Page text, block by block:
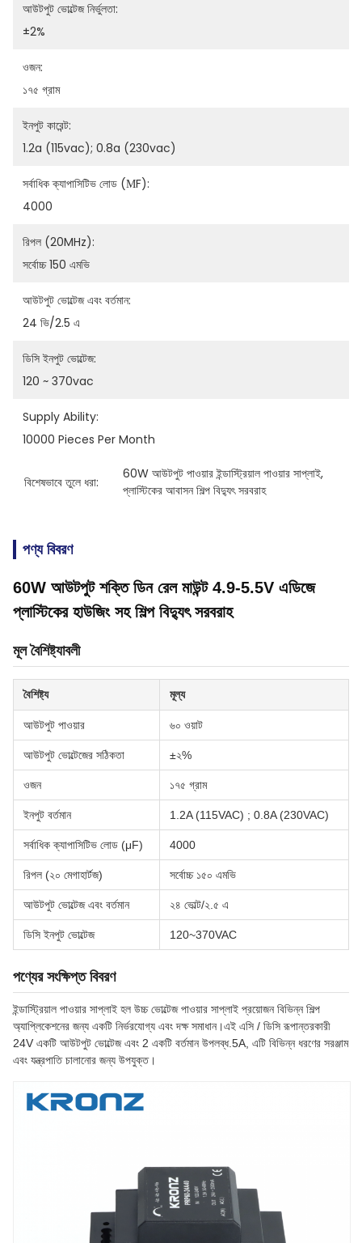
আউটপুট ভোল্টেজ নির্ভুলতা:
±2%
ওজন:
১৭৫ গ্রাম
ইনপুট কারেন্ট:
1.2a (115vac); 0.8a (230vac)
সর্বাধিক ক্যাপাসিটিভ লোড (μF):
4000
রিপল (20MHz):
সর্বোচ্চ 150 এমভি
আউটপুট ভোল্টেজ এবং বর্তমান:
24 ভি/2.5 এ
ডিসি ইনপুট ভোল্টেজ:
120 ~ 370vac
Supply Ability:
10000 Pieces Per Month
বিশেষভাবে তুলে ধরা:
60W আউটপুট পাওয়ার ইন্ডাস্ট্রিয়াল পাওয়ার সাপ্লাই,
প্লাস্টিকের আবাসন শিল্প বিদ্যুৎ সরবরাহ
পণ্য বিবরণ
60W আউটপুট শক্তি ডিন রেল মাউন্ট 4.9-5.5V এডিজে
প্লাস্টিকের হাউজিং সহ শিল্প বিদ্যুৎ সরবরাহ
মূল বৈশিষ্ট্যাবলী
বৈশিষ্ট্য মূল্য
আউটপুট পাওয়ার ৬০ ওয়াট
আউটপুট ভোল্টেজের সঠিকতা ±২%
ওজন ১৭৫ গ্রাম
ইনপুট বর্তমান 1.2A (115VAC) ; 0.8A (230VAC)
সর্বাধিক ক্যাপাসিটিভ লোড (μF) 4000
রিপল (২০ মেগাহার্টজ) সর্বোচ্চ ১৫০ এমভি
আউটপুট ভোল্টেজ এবং বর্তমান ২৪ ভোল্ট/২.৫ এ
ডিসি ইনপুট ভোল্টেজ 120~370VAC
পণ্যের সংক্ষিপ্ত বিবরণ
ইন্ডাস্ট্রিয়াল পাওয়ার সাপ্লাই হল উচ্চ ভোল্টেজ পাওয়ার সাপ্লাই প্রয়োজন বিভিন্ন শিল্প
অ্যাপ্লিকেশনের জন্য একটি নির্ভরযোগ্য এবং দক্ষ সমাধান।এই এসি / ডিসি রূপান্তরকারী
24V একটি আউটপুট ভোল্টেজ এবং 2 একটি বর্তমান উপলব্ধ.5A, এটি বিভিন্ন ধরণের সরঞ্জাম
এবং যন্ত্রপাতি চালানোর জন্য উপযুক্ত।